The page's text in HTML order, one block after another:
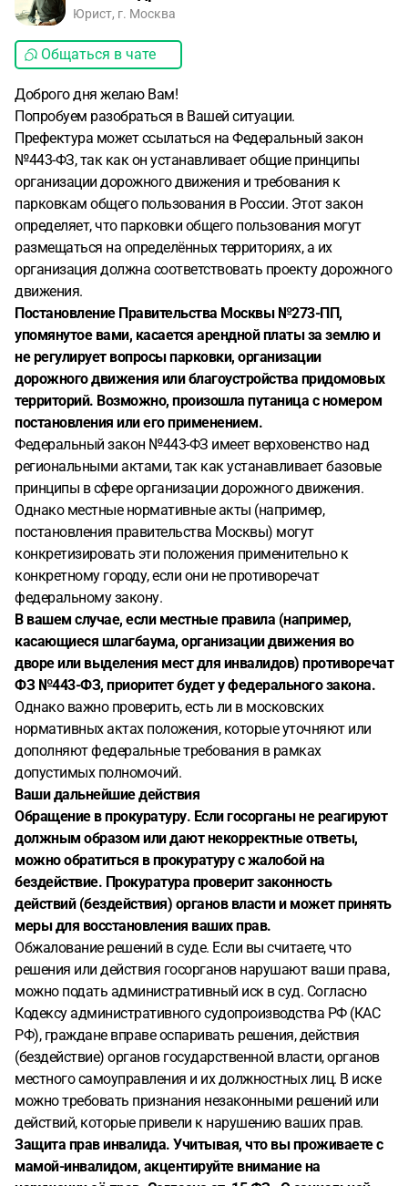
Юрист, г. Москва
Общаться в чате
Доброго дня желаю Вам!
Попробуем разобраться в Вашей ситуации.
Префектура может ссылаться на Федеральный закон
№443-ФЗ, так как он устанавливает общие принципы
организации дорожного движения и требования к
парковкам общего пользования в России. Этот закон
определяет, что парковки общего пользования могут
размещаться на определённых территориях, а их
организация должна соответствовать проекту дорожного
движения.
Постановление Правительства Москвы №273-ПП,
упомянутое вами, касается арендной платы за землю и
не регулирует вопросы парковки, организации
дорожного движения или благоустройства придомовых
территорий. Возможно, произошла путаница с номером
постановления или его применением.
Федеральный закон №443-ФЗ имеет верховенство над
региональными актами, так как устанавливает базовые
принципы в сфере организации дорожного движения.
Однако местные нормативные акты (например,
постановления правительства Москвы) могут
конкретизировать эти положения применительно к
конкретному городу, если они не противоречат
федеральному закону.
В вашем случае, если местные правила (например,
касающиеся шлагбаума, организации движения во
дворе или выделения мест для инвалидов) противоречат
ФЗ №443-ФЗ, приоритет будет у федерального закона.
Однако важно проверить, есть ли в московских
нормативных актах положения, которые уточняют или
дополняют федеральные требования в рамках
допустимых полномочий.
Ваши дальнейшие действия
Обращение в прокуратуру. Если госорганы не реагируют
должным образом или дают некорректные ответы,
можно обратиться в прокуратуру с жалобой на
бездействие. Прокуратура проверит законность
действий (бездействия) органов власти и может принять
меры для восстановления ваших прав.
Обжалование решений в суде. Если вы считаете, что
решения или действия госорганов нарушают ваши права,
можно подать административный иск в суд. Согласно
Кодексу административного судопроизводства РФ (КАС
РФ), граждане вправе оспаривать решения, действия
(бездействие) органов государственной власти, органов
местного самоуправления и их должностных лиц. В иске
можно требовать признания незаконными решений или
действий, которые привели к нарушению ваших прав.
Защита прав инвалида. Учитывая, что вы проживаете с
мамой-инвалидом, акцентируйте внимание на